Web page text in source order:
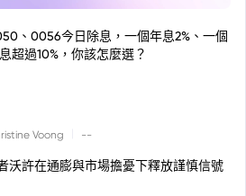
、0056今日除息，一個年息2%、一個
超過10%，你該怎麼選？
Voong --
沃許在通膨與市場擔憂下釋放謹慎信號